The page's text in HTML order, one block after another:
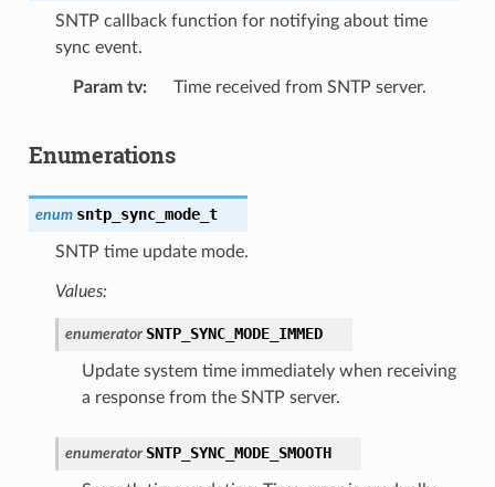
SNTP callback function for notifying about time
sync event.
Param tv Time received from SNTP server.
Enumerations
enum sntp_sync_mode_t
SNTP time update mode.
Values:
enumerator SNTP_SYNC_MODE_IMMED
Update system time immediately when receiving
a response from the SNTP server.
enumerator SNTP_SYNC_MODE_SMOOTH